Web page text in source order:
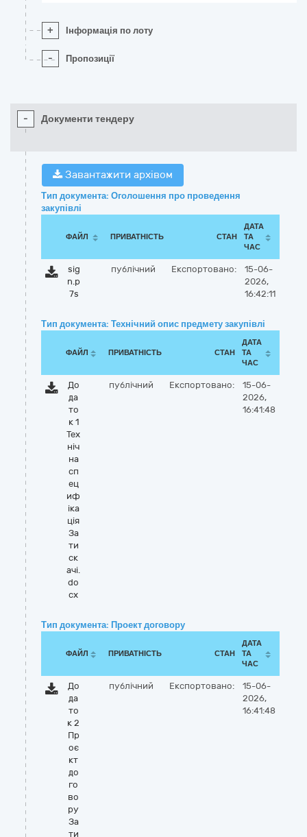
+ Інформація по лоту
- Пропозиції
- Документи тендеру
Завантажити архівом
Тип документа: Оголошення про проведення
закупівлі
ФАЙЛ ПРИВАТНІСТЬ СТАН
ДАТА
ТА
ЧАС
sig
n.p
7s
публічний Експортовано:
15-06-
2026,
16:42:11
Тип документа: Технічний опис предмету закупівлі
ФАЙЛ ПРИВАТНІСТЬ СТАН
ДАТА
ТА
ЧАС
До
да
то
к 1
Тех
ніч
на
сп
ец
иф
іка
ція
За
ти
ск
ачі.
do
cx
публічний Експортовано:
15-06-
2026,
16:41:48
Тип документа: Проект договору
ФАЙЛ ПРИВАТНІСТЬ СТАН
ДАТА
ТА
ЧАС
До
да
то
к 2
Пр
оє
кт
до
го
во
ру
За
ти
публічний Експортовано:
15-06-
2026,
16:41:48